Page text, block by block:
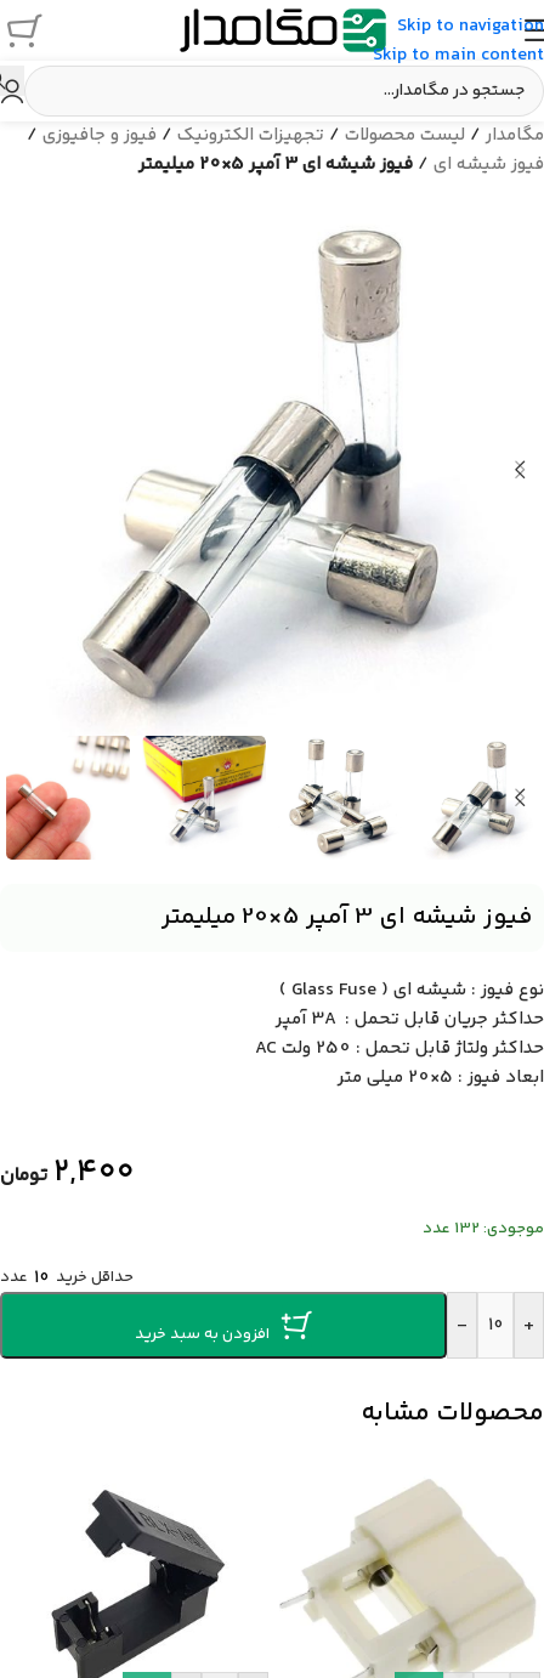
Skip to navigation
Skip to main content
مگامدار/ لیست محصولات / تجهیزات الکترونیک / فیوز و جافیوزی /
فیوز شیشه ای / فیوز شیشه ای 3 آمپر 5×20 میلیمتر
فیوز شیشه ای 3 آمپر 5×20 میلیمتر
نوع فیوز : شیشه ای ( Glass Fuse )
حداکثر جریان قابل تحمل : 3A آمپر
حداکثر ولتاژ قابل تحمل : 250 ولت AC
ابعاد فیوز : 5×20 میلی متر
۲,۴۰۰ تومان
موجودی: 132 عدد
حداقل خرید 10 عدد
- + افزودن به سبد خرید
محصولات مشابه